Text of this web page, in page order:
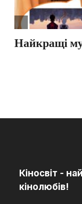
Кіносвіт -
кінолюбів!